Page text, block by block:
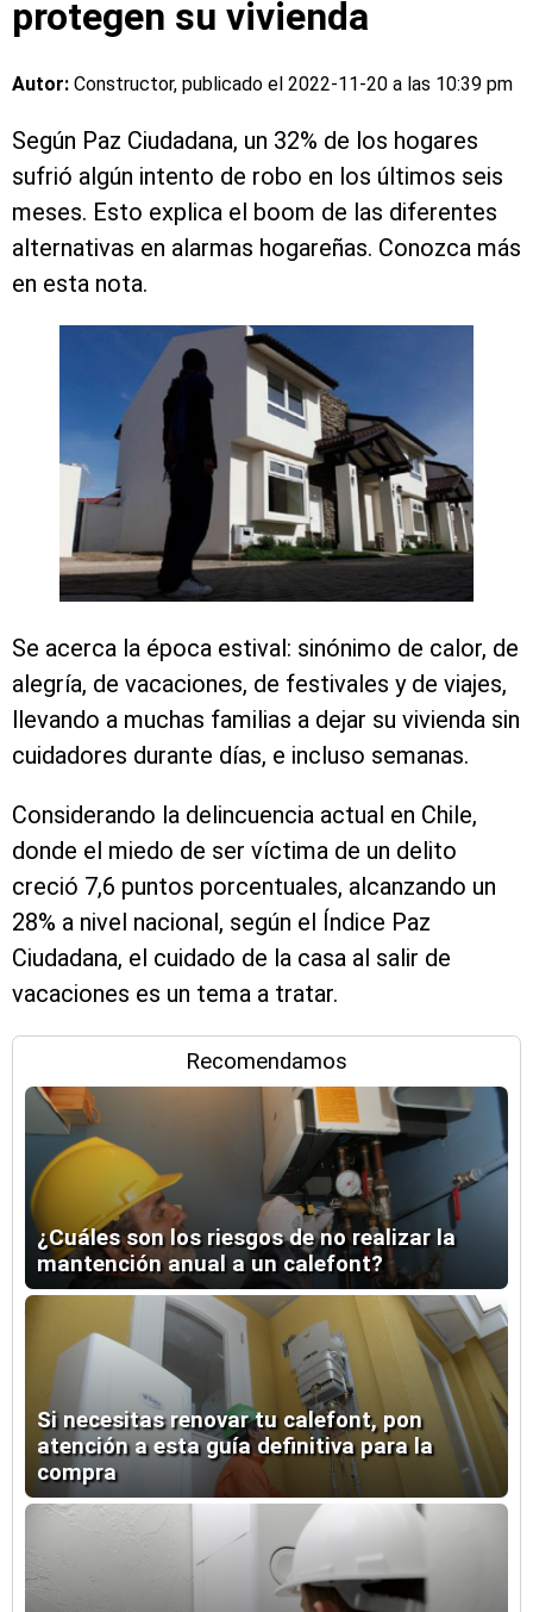
protegen su vivienda
Autor: Constructor, publicado el 2022-11-20 a las 10:39 pm
Según Paz Ciudadana, un 32% de los hogares
sufrió algún intento de robo en los últimos seis
meses. Esto explica el boom de las diferentes
alternativas en alarmas hogareñas. Conozca más
en esta nota.
Se acerca la época estival: sinónimo de calor, de
alegría, de vacaciones, de festivales y de viajes,
llevando a muchas familias a dejar su vivienda sin
cuidadores durante días, e incluso semanas.
Considerando la delincuencia actual en Chile,
donde el miedo de ser víctima de un delito
creció 7,6 puntos porcentuales, alcanzando un
28% a nivel nacional, según el Índice Paz
Ciudadana, el cuidado de la casa al salir de
vacaciones es un tema a tratar.
Recomendamos
¿Cuáles son los riesgos de no realizar la
mantención anual a un calefont?
Si necesitas renovar tu calefont, pon
atención a esta guía definitiva para la
compra